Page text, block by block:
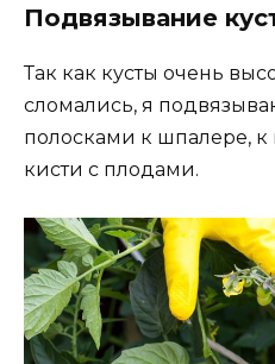
Подвязывание
Так как кусты очень
сломались, я
полосками к шпалере,
кисти с плодами.